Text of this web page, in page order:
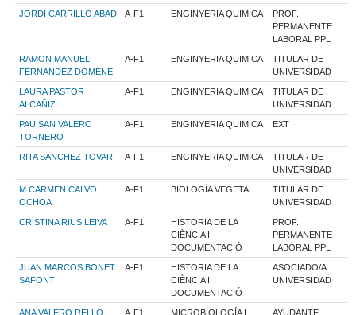
JORDI CARRILLO ABAD A-F1 ENGINYERIA QUIMICA
PROF.
PERMANENTE
LABORAL PPL
RAMON MANUEL
FERNANDEZ DOMENE
A-F1 ENGINYERIA QUIMICA
TITULAR DE
UNIVERSIDAD
LAURA PASTOR
ALCAÑIZ
A-F1 ENGINYERIA QUIMICA
TITULAR DE
UNIVERSIDAD
PAU SAN VALERO
TORNERO
A-F1 ENGINYERIA QUIMICA EXT
RITA SANCHEZ TOVAR A-F1 ENGINYERIA QUIMICA
TITULAR DE
UNIVERSIDAD
M CARMEN CALVO
OCHOA
A-F1 BIOLOGÍA VEGETAL
TITULAR DE
UNIVERSIDAD
CRISTINA RIUS LEIVA A-F1
HISTORIA DE LA
CIÈNCIA I
DOCUMENTACIÓ
PROF.
PERMANENTE
LABORAL PPL
JUAN MARCOS BONET
SAFONT
A-F1
HISTORIA DE LA
CIÈNCIA I
DOCUMENTACIÓ
ASOCIADO/A
UNIVERSIDAD
ANA VALERO RELLO A-F1
MICROBIOLOGÍA I
AYUDANTE